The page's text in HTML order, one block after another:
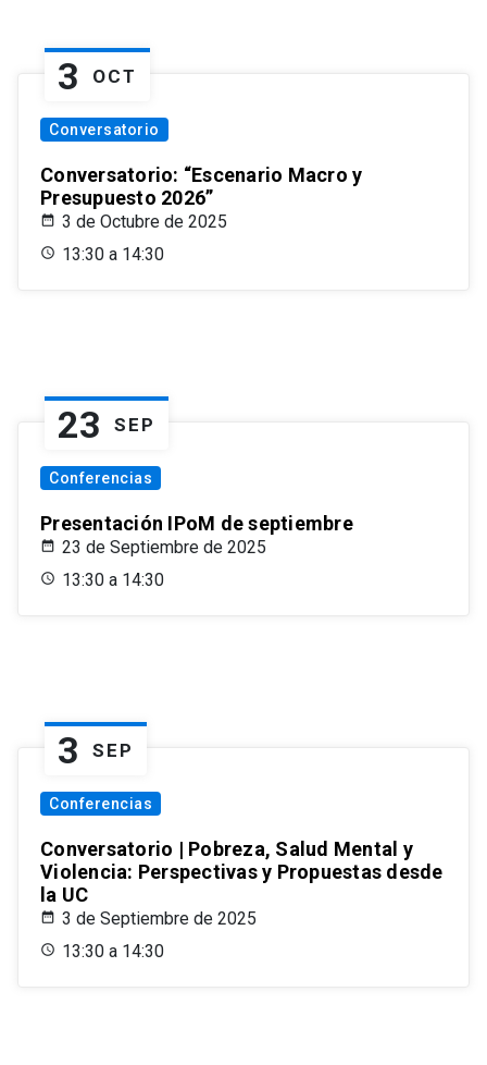
3 OCT
Conversatorio
Conversatorio: “Escenario Macro y
Presupuesto 2026”
3 de Octubre de 2025
13:30 a 14:30
23 SEP
Conferencias
Presentación IPoM de septiembre
23 de Septiembre de 2025
13:30 a 14:30
3 SEP
Conferencias
Conversatorio | Pobreza, Salud Mental y
Violencia: Perspectivas y Propuestas desde
la UC
3 de Septiembre de 2025
13:30 a 14:30